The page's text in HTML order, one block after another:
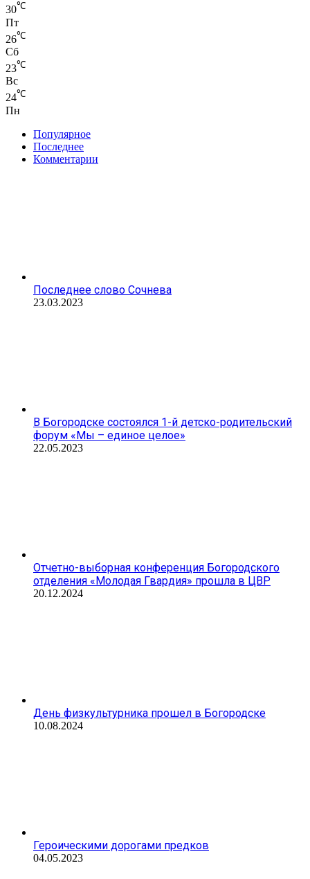
30℃
Пт
26℃
Сб
23℃
Вс
24℃
Пн
Популярное
Последнее
Комментарии
Последнее слово Сочнева
23.03.2023
В Богородске состоялся 1-й детско-родительский
форум «Мы – единое целое»
22.05.2023
Отчетно-выборная конференция Богородского
отделения «Молодая Гвардия» прошла в ЦВР
20.12.2024
День физкультурника прошел в Богородске
10.08.2024
Героическими дорогами предков
04.05.2023